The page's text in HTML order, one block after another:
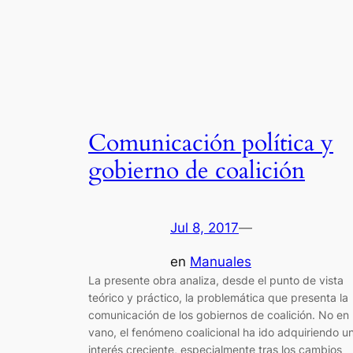
Comunicación política y
gobierno de coalición
Jul 8, 2017—
en Manuales
La presente obra analiza, desde el punto de vista
teórico y práctico, la problemática que presenta la
comunicación de los gobiernos de coalición. No en
vano, el fenómeno coalicional ha ido adquiriendo
interés creciente, especialmente tras los cambios